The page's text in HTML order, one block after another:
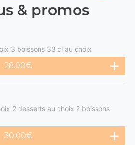
& promos
3 boissons 33 cl au choix
28.00€
2 desserts au choix 2 boissons
30.00€